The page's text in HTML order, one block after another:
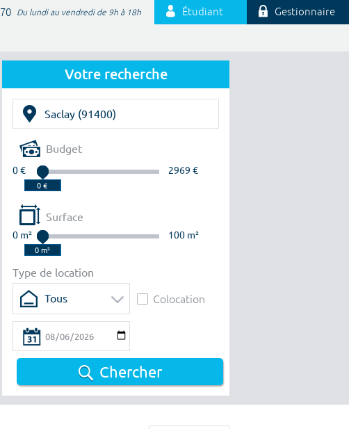
Du lundi au vendredi de 9h à 18h Étudiant Gestionnaire
Votre recherche
Budget
0 € 2969 €
Surface
0 m² 100 m²
Type de location
Tous
Colocation
Chercher